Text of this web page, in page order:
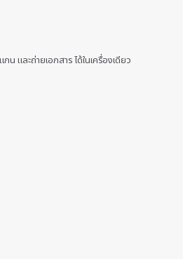
น และถ่ายเอกสาร ได้ในเครื่องเดียว